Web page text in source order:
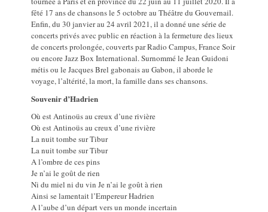
fêté 17 ans de chansons le 5 octobre au Théâtre du Gouvernail.
Enfin, du 30 janvier au 24 avril 2021, il a donné une série de
concerts privés avec public en réaction à la fermeture des lieux
de concerts prolongée, couverts par Radio Campus, France Soir
ou encore Jazz Box International. Surnommé le Jean Guidoni
métis ou le Jacques Brel gabonais au Gabon, il aborde le
voyage, l’altérité, la mort, la famille dans ses chansons.
Souvenir d’Hadrien
Où est Antinoüs au creux d’une rivière
Où est Antinoüs au creux d’une rivière
La nuit tombe sur Tibur
La nuit tombe sur Tibur
A l’ombre de ces pins
Je n’ai le goût de rien
Ni du miel ni du vin Je n’ai le goût à rien
Ainsi se lamentait l’Empereur Hadrien
A l’aube d’un départ vers un monde incertain